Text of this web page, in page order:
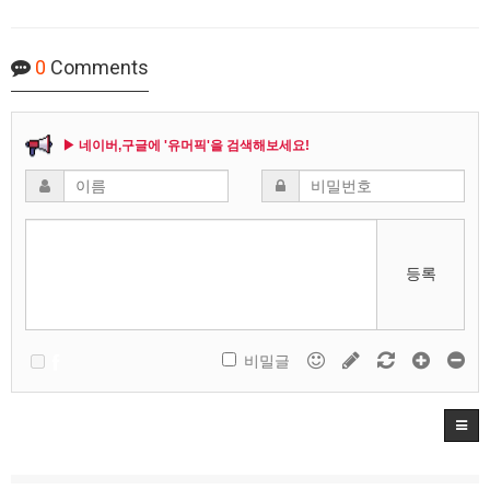
0 Comments
▶ 네이버,구글에 '유머픽'을 검색해보세요!
등록
비밀글